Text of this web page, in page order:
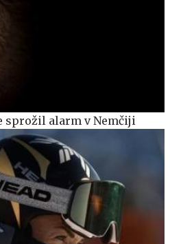
sprožil alarm v Nemčiji